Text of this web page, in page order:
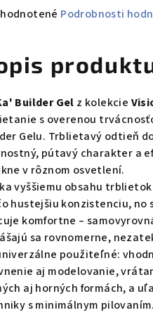
Podrobnosti
Builder Gel z kolekcie
s overenou
Gelu. Trblietavý odtieň
pútavý charakter a
v rôznom osvetlení.
vyššiemu obsahu
hustejšiu konzistenciu, no
komfortne –
sa rovnomerne,
použiteľné:
aj modelovanie,
aj horných formách, a
s minimálnym pilovaním.